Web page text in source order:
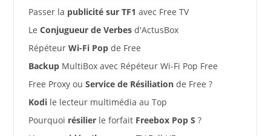
Passer la publicité sur TF1 avec Free TV
Le Conjugueur de Verbesd'ActusBox
Répéteur Wi-Fi Popde Free
BackupMultiBox avec Répéteur Wi-Fi Pop Free
Free Proxy ou Service de Résiliationde Free ?
Kodile lecteur multimédia au Top
Pourquoi résilierle forfait Freebox Pop S ?